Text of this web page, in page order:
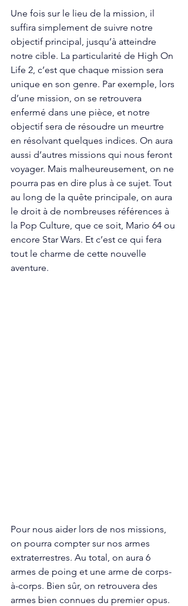
Une fois sur le lieu de la mission, il
suffira simplement de suivre notre
objectif principal, jusqu’à atteindre
notre cible. La particularité de High On
Life 2, c’est que chaque mission sera
unique en son genre. Par exemple, lors
d’une mission, on se retrouvera
enfermé dans une pièce, et notre
objectif sera de résoudre un meurtre
en résolvant quelques indices. On aura
aussi d’autres missions qui nous feront
voyager. Mais malheureusement, on ne
pourra pas en dire plus à ce sujet. Tout
au long de la quête principale, on aura
le droit à de nombreuses références à
la Pop Culture, que ce soit, Mario 64 ou
encore Star Wars. Et c’est ce qui fera
tout le charme de cette nouvelle
aventure.
Pour nous aider lors de nos missions,
on pourra compter sur nos armes
extraterrestres. Au total, on aura 6
armes de poing et une arme de corps-
à-corps. Bien sûr, on retrouvera des
armes bien connues du premier opus.